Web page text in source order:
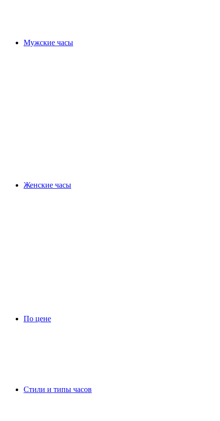
Мужские часы
Женские часы
По цене
Стили и типы часов